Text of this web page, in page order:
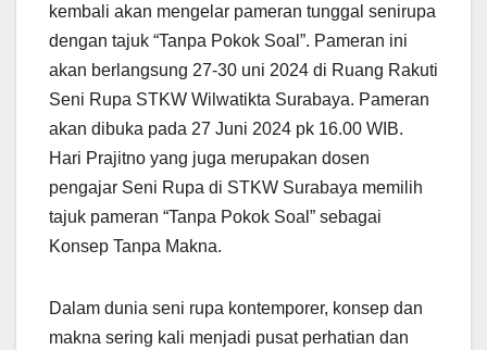
kembali akan mengelar pameran tunggal senirupa
dengan tajuk “Tanpa Pokok Soal”. Pameran ini
akan berlangsung 27-30 uni 2024 di Ruang Rakuti
Seni Rupa STKW Wilwatikta Surabaya. Pameran
akan dibuka pada 27 Juni 2024 pk 16.00 WIB.
Hari Prajitno yang juga merupakan dosen
pengajar Seni Rupa di STKW Surabaya memilih
tajuk pameran “Tanpa Pokok Soal” sebagai
Konsep Tanpa Makna.
Dalam dunia seni rupa kontemporer, konsep dan
makna sering kali menjadi pusat perhatian dan